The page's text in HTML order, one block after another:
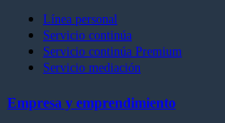
Línea personal
Servicio continúa
Servicio continúa Premium
Servicio mediación
Empresa y emprendimiento